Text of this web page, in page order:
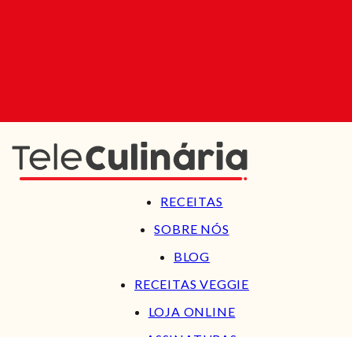
RECEITAS
SOBRE NÓS
BLOG
RECEITAS VEGGIE
LOJA ONLINE